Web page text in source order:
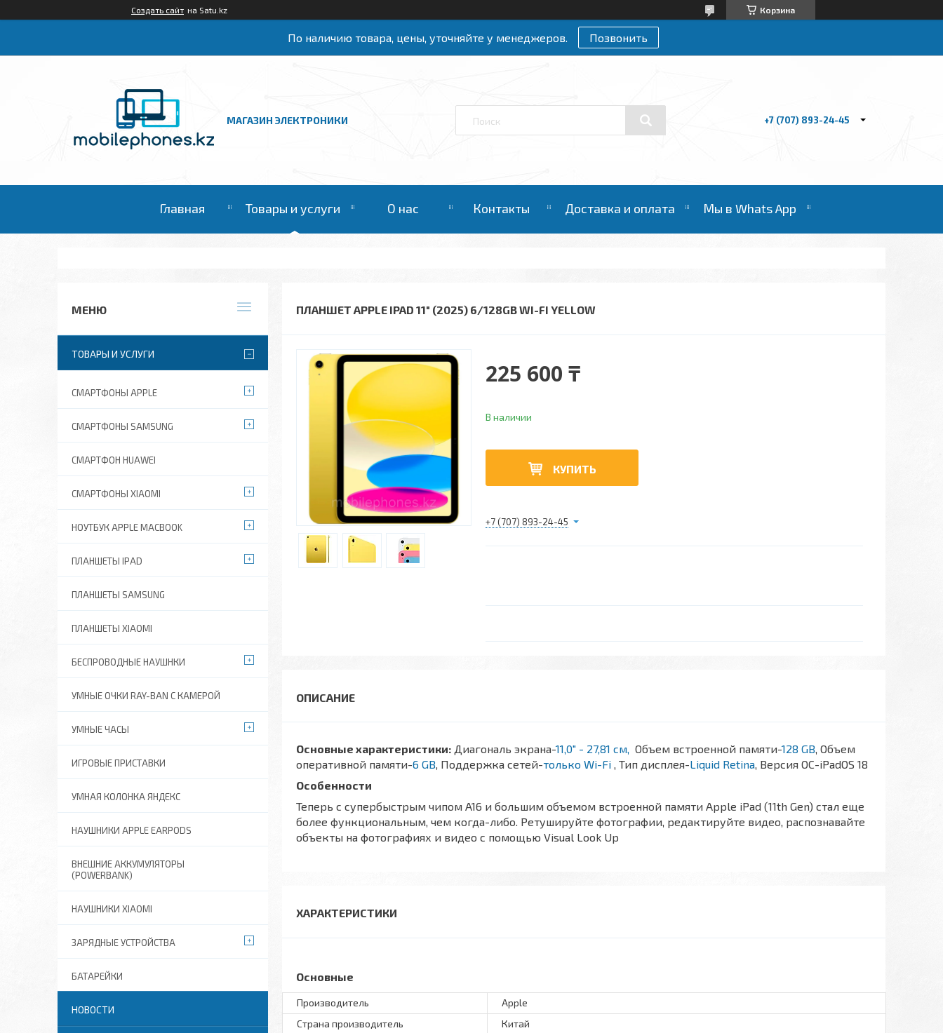
Создать сайт на Satu.kz Корзина
По наличию товара, цены, уточняйте у менеджеров. Позвонить
МАГАЗИН ЭЛЕКТРОНИКИ +7 (707) 893-24-45
Главная Товары и услуги О нас Контакты Доставка и оплата Мы в Whats App
ПЛАНШЕТ APPLE IPAD 11" (2025) 6/128GB WI-FI YELLOW
225 600 ₸
В наличии
КУПИТЬ
+7 (707) 893-24-45
Основные характеристики: Диагональ экрана-11,0″ - 27,81 см, Объем встроенной памяти-128 GB, Объем
оперативной памяти-6 GB, Поддержка сетей-только Wi-Fi , Тип дисплея-Liquid Retina, Версия ОС-iPadOS 18
Особенности
Теперь с супербыстрым чипом A16 и большим объемом встроенной памяти Apple iPad (11th Gen) стал еще
более функциональным, чем когда-либо. Ретушируйте фотографии, редактируйте видео, распознавайте
объекты на фотографиях и видео с помощью Visual Look Up
ХАРАКТЕРИСТИКИ
Основные
Производитель
Apple
Страна производитель
Китай
ТОВАРЫ И УСЛУГИ
СМАРТФОНЫ APPLE
СМАРТФОНЫ SAMSUNG
СМАРТФОН HUAWEI
СМАРТФОНЫ XIAOMI
НОУТБУК APPLE MACBOOK
ПЛАНШЕТЫ IPAD
ПЛАНШЕТЫ SAMSUNG
ПЛАНШЕТЫ XIAOMI
БЕСПРОВОДНЫЕ НАУШНКИ
УМНЫЕ ОЧКИ RAY-BAN C КАМЕРОЙ
УМНЫЕ ЧАСЫ
ИГРОВЫЕ ПРИСТАВКИ
УМНАЯ КОЛОНКА ЯНДЕКС
НАУШНИКИ APPLE EARPODS
ВНЕШНИЕ АККУМУЛЯТОРЫ
(POWERBANK)
НАУШНИКИ XIAOMI
ЗАРЯДНЫЕ УСТРОЙСТВА
БАТАРЕЙКИ
НОВОСТИ